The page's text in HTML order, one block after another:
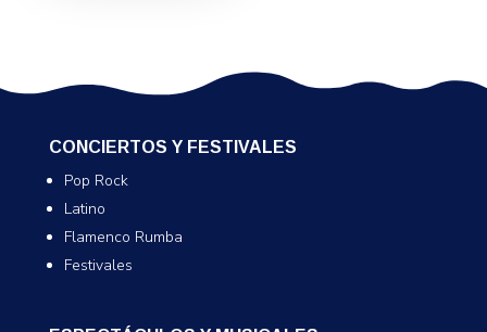
CONCIERTOS Y FESTIVALES
Pop Rock
Latino
Flamenco Rumba
Festivales